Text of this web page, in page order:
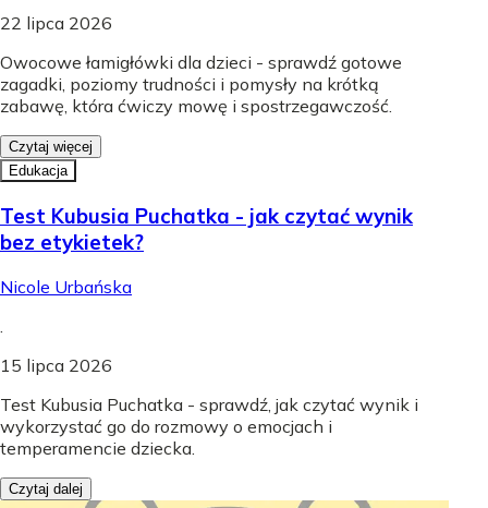
22 lipca 2026
Owocowe łamigłówki dla dzieci - sprawdź gotowe
zagadki, poziomy trudności i pomysły na krótką
zabawę, która ćwiczy mowę i spostrzegawczość.
Czytaj więcej
Edukacja
Test Kubusia Puchatka - jak czytać wynik
bez etykietek?
Nicole Urbańska
15 lipca 2026
Test Kubusia Puchatka - sprawdź, jak czytać wynik i
wykorzystać go do rozmowy o emocjach i
temperamencie dziecka.
Czytaj dalej